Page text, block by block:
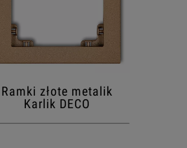
Ramki złote metalik
Karlik DECO